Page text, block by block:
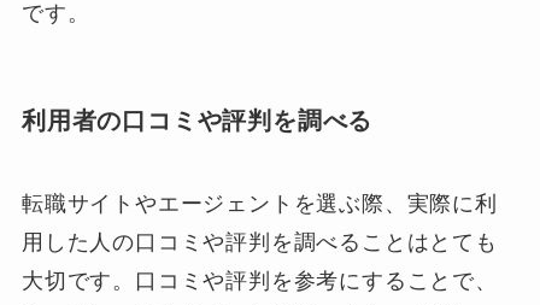
です。
利用者の口コミや評判を調べる
転職サイトやエージェントを選ぶ際、実際に利
用した人の口コミや評判を調べることはとても
大切です。口コミや評判を参考にすることで、